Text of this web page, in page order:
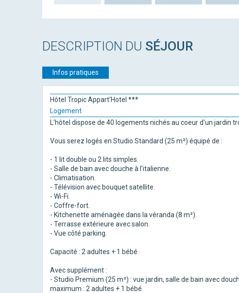
DESCRIPTION DU SÉJOUR
Infos pratiques
Hôtel Tropic Appart'Hotel ***
Logement
L'hôtel dispose de 40 logements nichés au coeur d'un jardin
Vous serez logés en Studio Standard (25 m²) équipé de :
- 1 lit double ou 2 lits simples.
- Salle de bain avec douche à l'italienne.
- Climatisation.
- Télévision avec bouquet satellite.
- Wi-Fi.
- Coffre-fort.
- Kitchenette aménagée dans la véranda (8 m²).
- Terrasse extérieure avec salon.
- Vue côté parking.
Capacité : 2 adultes + 1 bébé.
Avec supplément :
- Studio Premium (25 m²) : vue jardin, salle de bain avec
maximum : 2 adultes + 1 bébé.